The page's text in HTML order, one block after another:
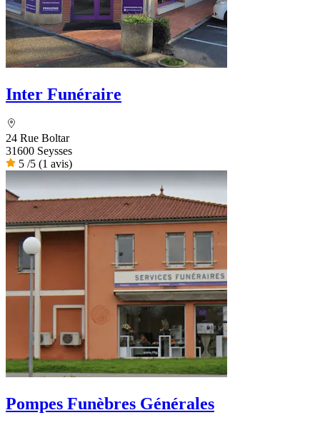
Inter Funéraire
24 Rue Boltar
31600 Seysses
5 /5 (1 avis)
Pompes Funèbres Générales